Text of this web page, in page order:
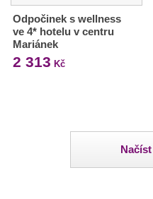
Odpočinek s wellness
ve 4* hotelu v centru
Mariánek
2 313 Kč